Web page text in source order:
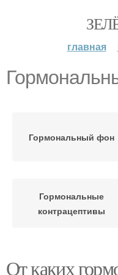
главная
Гормональный фон
Гормональные
контрацептивы
От каких